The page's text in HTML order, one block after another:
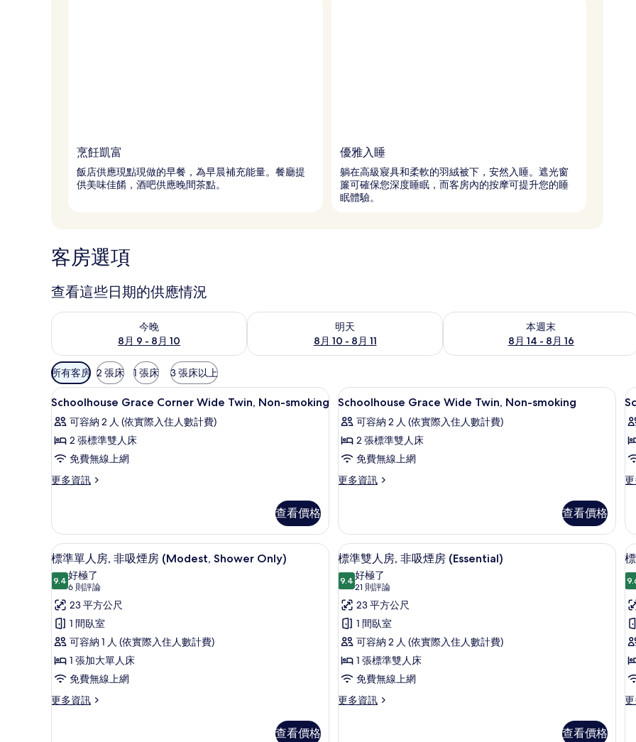
烹飪凱富
飯店供應現點現做的早餐，為早晨補充能量。餐廳提
供美味佳餚，酒吧供應晚間茶點。
優雅入睡
躺在高級寢具和柔軟的羽絨被下，安然入睡。遮光窗
簾可確保您深度睡眠，而客房內的按摩可提升您的睡
眠體驗。
客房選項
查看這些日期的供應情況
今晚
8月 9 - 8月 10
查看今晚 (8月 9 - 8月 10) 的供應情況
明天
8月 10 - 8月 11
查看明天 (8月 10 - 8月 11) 的供應情況
本週末
8月 14 - 8月 16
查看本週末 (8月 14 - 8月 16) 的供應情
可
用
的
客
房
篩
選
條
所有客房 2 張床 1 張床 3 張床以上
顯
示
Schoolhouse
Grace
Corner
Wide
smoking
的
所
有
相
片
羽絨被、客房內保險箱、遮光布/窗簾、免費無線上網
3
Schoolhouse Grace Corner Wide Twin, Non-smoking
可容納 2 人 (依實際入住人數計費)
2 張標準雙人床
免費無線上網
更多資訊
更
Corner
Wide
Twin,
Non-
smoking
詳
情
查看價格
顯
示
Schoolhouse
Grace
Wide
Twin,
的
所
有
相
片
羽絨被、客房內保險箱、遮光布/窗簾
3
Schoolhouse Grace Wide Twin, Non-smoking
可容納 2 人 (依實際入住人數計費)
2 張標準雙人床
免費無線上網
更多資訊
更
Wide
Twin,
Non-
smoking
的
情
查看價格
顯
更
詳
顯
示
標
準
單
人
房,
非
吸
標準單人房, 非吸煙房 (Modest, Shower Only) | 羽絨被、客房內保險箱、遮光布/窗簾、免費無線上網
9
標準單人房, 非吸煙房 (Modest, Shower Only)
9.49.4 分，滿分 10 分
好極了
6 則評論
(6
則
評
論)
23 平方公尺
1 間臥室
可容納 1 人 (依實際入住人數計費)
1 張加大單人床
免費無線上網
更多資訊
更
查看價格
顯
示
標
準
雙
人
房,
非
吸
羽絨被、客房內保險箱、遮光布/窗簾
7
標準雙人房, 非吸煙房 (Essential)
9.49.4 分，滿分 10 分
好極了
21 則評論
(21
則
評
論)
23 平方公尺
1 間臥室
可容納 2 人 (依實際入住人數計費)
1 張標準雙人床
免費無線上網
更多資訊
更
查看價格
更